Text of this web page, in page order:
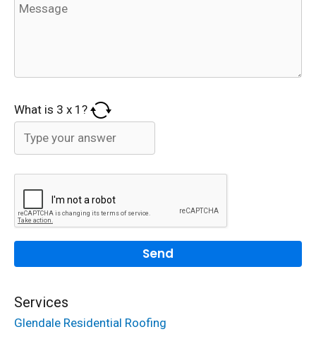
What is 3 x 1 ?
Services
Glendale Residential Roofing